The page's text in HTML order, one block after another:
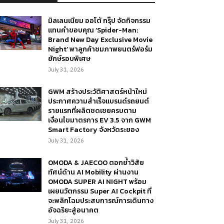
มิลเลนเนียม ออโต้ กรุ๊ป จัดกิจกรรม
แทนคำขอบคุณ ‘Spider-Man:
Brand New Day Exclusive Movie
Night’ พาลูกค้าชมภาพยนตร์ฟอร์ม
ยักษ์รอบพิเศษ
July 31, 2026
GWM สร้างประวัติศาสตร์หน้าใหม่
ประกาศความสำเร็จแบรนด์รถยนต์
รายแรกที่ผลิตชดเชยครบตาม
เงื่อนไขมาตรการ EV 3.5 จาก GWM
Smart Factory จังหวัดระยอง
July 31, 2026
OMODA & JAECOO ตอกย้ำวิสัย
ทัศน์ด้าน AI Mobility ผ่านงาน
OMODA SUPER AI NIGHT พร้อม
เผยนวัตกรรม Super AI Cockpit ที่
จะพลิกโฉมประสบการณ์การเดินทาง
อัจฉริยะสู่อนาคต
July 31, 2026